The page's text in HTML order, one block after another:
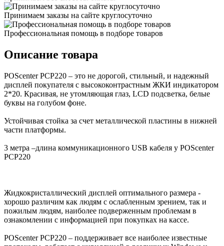
Принимаем заказы на сайте круглосуточно
Профессиональная помощь в подборе товаров
Описание товара
POScenter PCP220 – это не дорогой, стильный, и надежный
дисплей покупателя с высококонтрастным ЖКИ индикатором
2*20. Красивая, не утомляющая глаз, LCD подсветка, белые
буквы на голубом фоне.
Устойчивая стойка за счет металлической пластины в нижней
части платформы.
3 метра –длина коммуникационного USB кабеля у POScenter
PCP220
Жидкокристаллический дисплей оптимального размера -
хорошо различим как людям с ослабленным зрением, так и
пожилым людям, наиболее подверженным проблемам в
ознакомлении с информацией при покупках на кассе.
POScenter PCP220 – поддерживает все наиболее известные